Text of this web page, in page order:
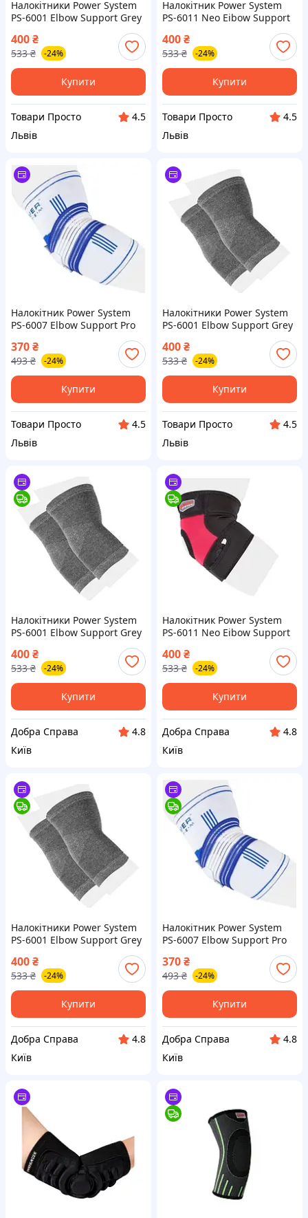
Налокітники Power System
PS-6001 Elbow Support Grey
400₴
533 ₴ -24%
Купити
Товари Просто
4.5
Львів
Налокітник Power System
PS-6011 Neo Eibow Support
400₴
533 ₴ -24%
Купити
Товари Просто
4.5
Львів
Налокітник Power System
PS-6007 Elbow Support Pro
370₴
493 ₴ -24%
Купити
Товари Просто
4.5
Львів
Налокітники Power System
PS-6001 Elbow Support Grey
400₴
533 ₴ -24%
Купити
Товари Просто
4.5
Львів
Налокітники Power System
PS-6001 Elbow Support Grey
400₴
533 ₴ -24%
Купити
Добра Справа
4.8
Київ
Налокітник Power System
PS-6011 Neo Eibow Support
400₴
533 ₴ -24%
Купити
Добра Справа
4.8
Київ
Налокітники Power System
PS-6001 Elbow Support Grey
400₴
533 ₴ -24%
Купити
Добра Справа
4.8
Київ
Налокітник Power System
PS-6007 Elbow Support Pro
370₴
493 ₴ -24%
Купити
Добра Справа
4.8
Київ